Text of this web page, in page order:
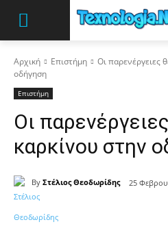
Αρχική Επιστήμη
Οι παρενέργειες
οδήγηση
Επιστήμη
Οι
καρκίνου στην
By Στέλιος Θεοδωρίδης 25